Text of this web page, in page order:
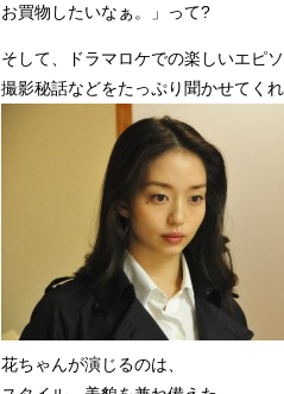
お買物したいなぁ。」って?
そして、ドラマロケでの楽しいエピ
撮影秘話などをたっぷり聞かせてくれ
花ちゃんが演じるのは、